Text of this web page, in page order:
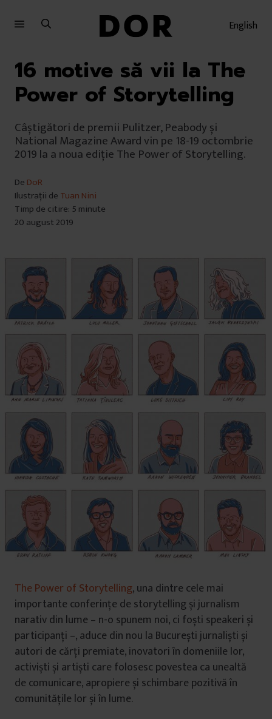
English
16 motive să vii la The
Power of Storytelling
Câștigători de premii Pulitzer, Peabody și
National Magazine Award vin pe 18-19 octombrie
2019 la a noua ediție The Power of Storytelling.
De DoR
Ilustrații de Tuan Nini
Timp de citire: 5 minute
20 august 2019
The Power of Storytelling, una dintre cele mai
importante conferințe de storytelling și jurnalism
narativ din lume – n-o spunem noi, ci foști speakeri și
participanți –, aduce din nou la București jurnaliști și
autori de cărți premiate, inovatori în domeniile lor,
activiști și artiști care folosesc povestea ca unealtă
de comunicare, apropiere și schimbare pozitivă în
comunitățile lor și în lume.